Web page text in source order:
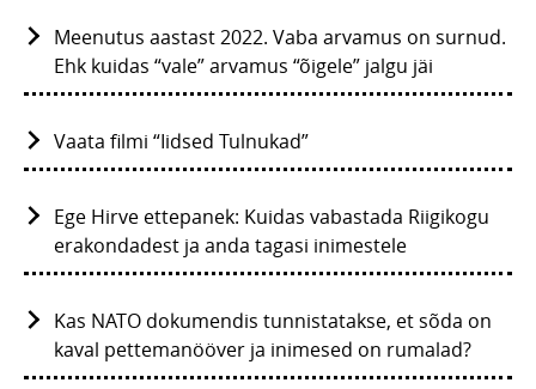
Meenutus aastast 2022. Vaba arvamus on surnud.
Ehk kuidas “vale” arvamus “õigele” jalgu jäi
Vaata filmi “Iidsed Tulnukad”
Ege Hirve ettepanek: Kuidas vabastada Riigikogu
erakondadest ja anda tagasi inimestele
Kas NATO dokumendis tunnistatakse, et sõda on
kaval pettemanööver ja inimesed on rumalad?